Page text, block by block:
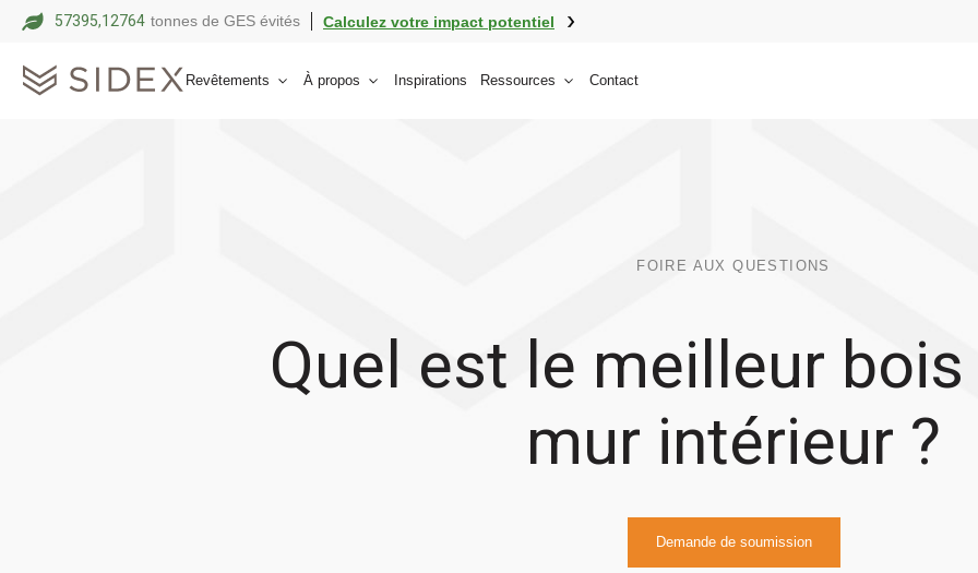
57395,12775 tonnes de GES évités Calculez votre impact potentiel
Revêtements À propos Inspirations Ressources Contact
FOIRE AUX QUESTIONS
Quel est le meilleur
mur intérieur ?
Demande de soumission